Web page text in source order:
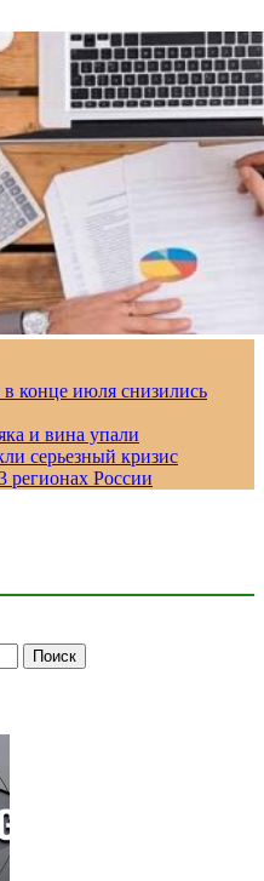
конце июля снизились
и вина упали
серьезный кризис
регионах России